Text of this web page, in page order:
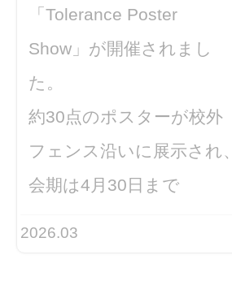
「Tolerance Poster
Show」が開催されまし
た。
約30点のポスターが校外
フェンス沿いに展示され、
会期は4月30日まで
2026.03